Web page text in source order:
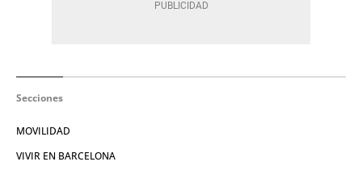
Secciones
MOVILIDAD
VIVIR EN BARCELONA